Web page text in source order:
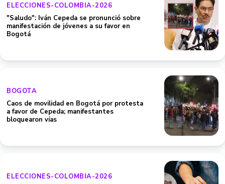
ELECCIONES-COLOMBIA-2026
"Saludo": Iván Cepeda se pronunció sobre
manifestación de jóvenes a su favor en
Bogotá
BOGOTA
Caos de movilidad en Bogotá por protesta
a favor de Cepeda; manifestantes
bloquearon vías
ELECCIONES-COLOMBIA-2026